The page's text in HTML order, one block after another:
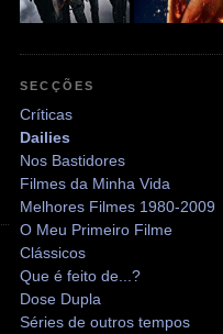
SECÇÕES
Críticas
Dailies
Nos Bastidores
Filmes da Minha Vida
Melhores Filmes 1980-2009
O Meu Primeiro Filme
Clássicos
Que é feito de...?
Dose Dupla
Séries de outros tempos